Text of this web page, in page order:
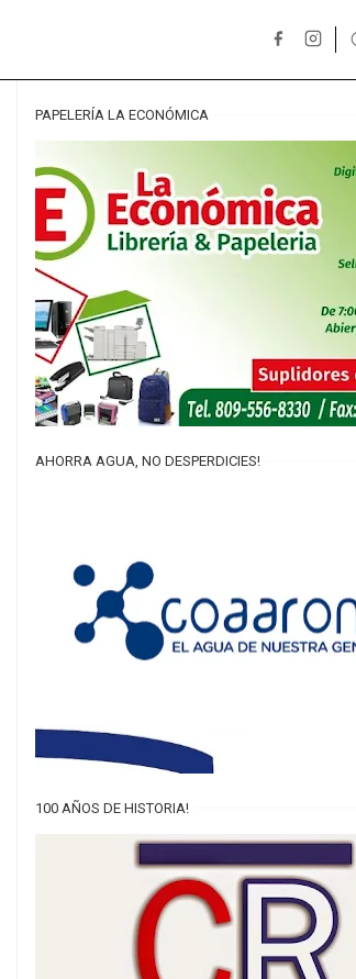
PAPELERÍA LA ECONÓMICA
AHORRA AGUA, NO DESPERDICIES!
100 AÑOS DE HISTORIA!